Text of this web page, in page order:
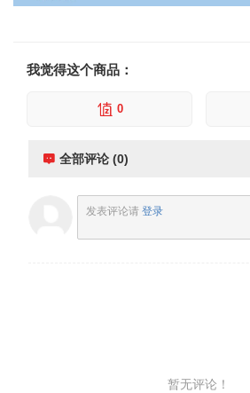
我觉得这个商品：
0
全部评论 (0)
发表评论请 登录
暂无评论！